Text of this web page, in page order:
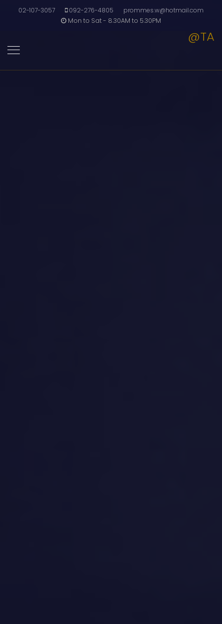
02-107-3057 092-276-4805
prommes.w@hotmail.com
Mon to Sat - 8.30AM to 5.30PM
@TA